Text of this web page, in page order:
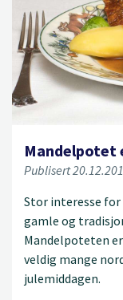
Publisert
Stor interesse
gamle og
Mandelpoteten
veldig mange
julemiddagen.